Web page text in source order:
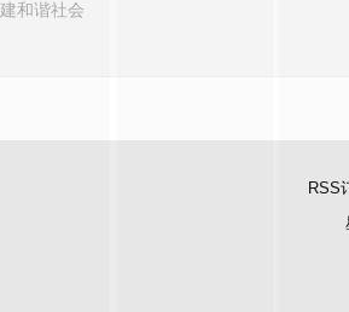
RSS